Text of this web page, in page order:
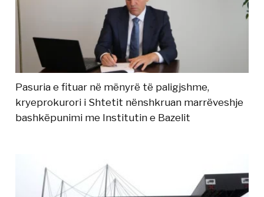
Pasuria e fituar në mënyrë të paligjshme,
kryeprokurori i Shtetit nënshkruan marrëveshje
bashkëpunimi me Institutin e Bazelit